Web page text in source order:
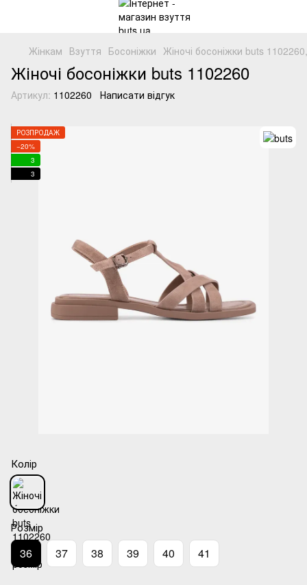
Жінкам Взуття Босоніжки Жіночі босоніжки buts
Жіночі босоніжки buts 1102260
Артикул: 1102260 Написати відгук
РОЗПРОДАЖ
−20%
3
3
Колір
Розмір
36 37 38 39 40 41